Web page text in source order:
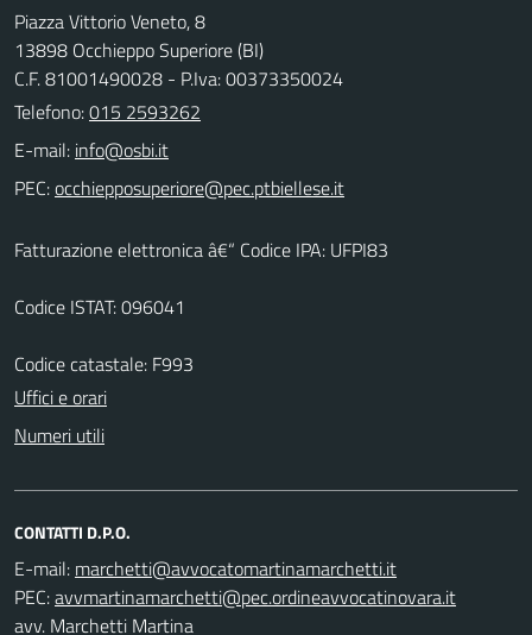
Piazza Vittorio Veneto, 8
13898 Occhieppo Superiore (BI)
C.F. 81001490028 - P.Iva: 00373350024
Telefono:015 2593262
E-mail:
PEC:
Fatturazione elettronica â€“ Codice IPA: UFPI83
Codice ISTAT: 096041
Codice catastale: F993
Uffici e orari
Numeri utili
CONTATTI D.P.O.
E-mail:
PEC:
avv. Marchetti Martina